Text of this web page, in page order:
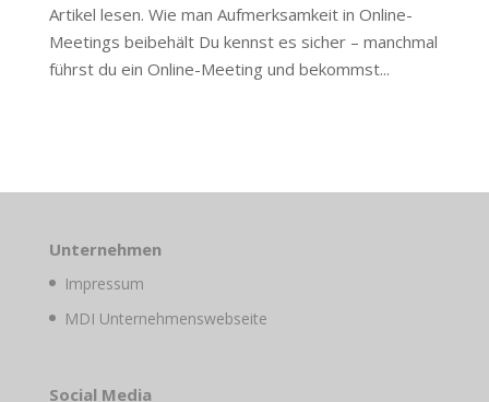
Artikel lesen. Wie man Aufmerksamkeit in Online-
Meetings beibehält Du kennst es sicher – manchmal
führst du ein Online-Meeting und bekommst...
Unternehmen
Impressum
MDI Unternehmenswebseite
Social Media